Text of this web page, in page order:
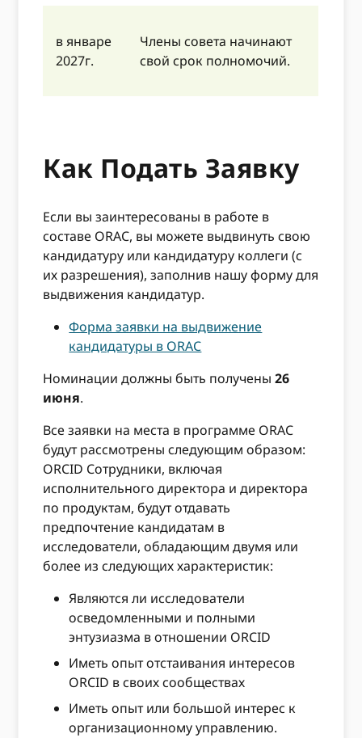
в январе
2027г.
Члены совета начинают
свой срок полномочий.
Как Подать Заявку
Если вы заинтересованы в работе в
составе ORAC, вы можете выдвинуть свою
кандидатуру или кандидатуру коллеги (с
их разрешения), заполнив нашу форму для
выдвижения кандидатур.
Форма заявки на выдвижение
кандидатуры в ORAC
Номинации должны быть получены26
июня.
Все заявки на места в программе ORAC
будут рассмотрены следующим образом:
ORCID Сотрудники, включая
исполнительного директора и директора
по продуктам, будут отдавать
предпочтение кандидатам в
исследователи, обладающим двумя или
более из следующих характеристик:
Являются ли исследователи
осведомленными и полными
энтузиазма в отношении ORCID
Иметь опыт отстаивания интересов
ORCID в своих сообществах
Иметь опыт или большой интерес к
организационному управлению.